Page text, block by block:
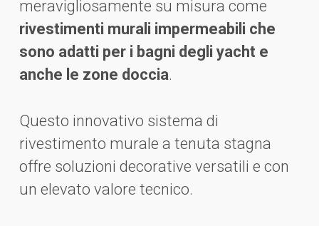
meravigliosamente su misura come
rivestimenti murali impermeabili che
sono adatti per i bagni degli yacht e
anche le zone doccia.
Questo innovativo sistema di
rivestimento murale a tenuta stagna
offre soluzioni decorative versatili e con
un elevato valore tecnico.